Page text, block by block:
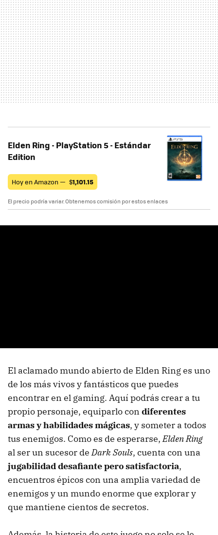
Elden Ring - PlayStation 5 - Estándar
Edition
Hoy en Amazon — $1,101.15
El precio podría variar. Obtenemos comisión por estos enlaces
El aclamado mundo abierto de Elden Ring es uno
de los más vivos y fantásticos que puedes
encontrar en el gaming. Aquí podrás crear a tu
propio personaje, equiparlo con diferentes
armas y habilidades mágicas, y someter a todos
tus enemigos. Como es de esperarse,Elden Ring
al ser un sucesor deDark Souls, cuenta con una
jugabilidad desafiante pero satisfactoria,
encuentros épicos con una amplia variedad de
enemigos y un mundo enorme que explorar y
que mantiene cientos de secretos.